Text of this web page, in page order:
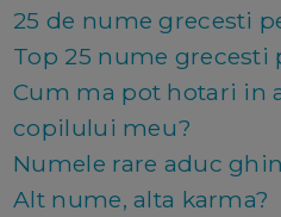
25 de nume grecesti
Top 25 nume grecesti
Cum ma pot hotari in
copilului meu?
Numele rare aduc
Alt nume, alta karma?